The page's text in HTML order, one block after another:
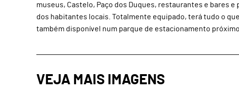
museus, Castelo, Paço dos Duques, restaurantes e bares
dos habitantes locais. Totalmente equipado, terá tudo o
também disponível num parque de estacionamento